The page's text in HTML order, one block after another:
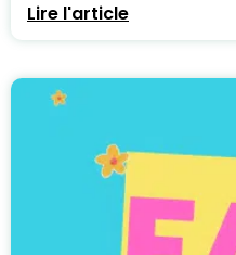
Lire l'article